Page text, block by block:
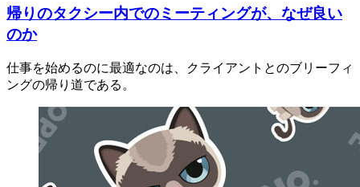
帰りのタクシー内でのミーティングが、なぜ良い
のか
仕事を始めるのに最適なのは、クライアントとのブリーフィ
ングの帰り道である。